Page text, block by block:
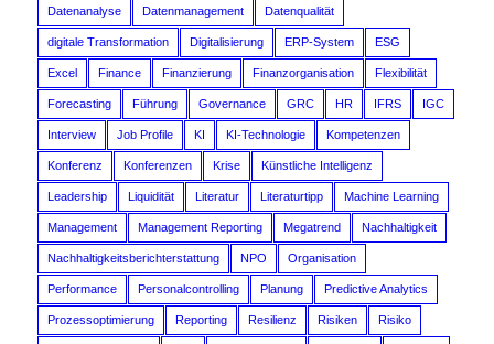
Datenanalyse Datenmanagement Datenqualität
digitale Transformation Digitalisierung ERP-System ESG
Excel Finance Finanzierung Finanzorganisation Flexibilität
Forecasting Führung Governance GRC HR IFRS IGC
Interview Job Profile KI KI-Technologie Kompetenzen
Konferenz Konferenzen Krise Künstliche Intelligenz
Leadership Liquidität Literatur Literaturtipp Machine Learning
Management Management Reporting Megatrend Nachhaltigkeit
Nachhaltigkeitsberichterstattung NPO Organisation
Performance Personalcontrolling Planung Predictive Analytics
Prozessoptimierung Reporting Resilienz Risiken Risiko